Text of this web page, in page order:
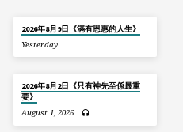
2026年8月9日《滿有恩惠的人生》
Yesterday
2026年8月2日《只有神先至係最重
要》
August 1, 2026